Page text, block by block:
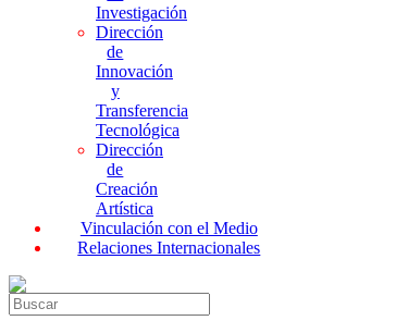
Investigación
Dirección
de
Innovación
y
Transferencia
Tecnológica
Dirección
de
Creación
Artística
Vinculación con el Medio
Relaciones Internacionales